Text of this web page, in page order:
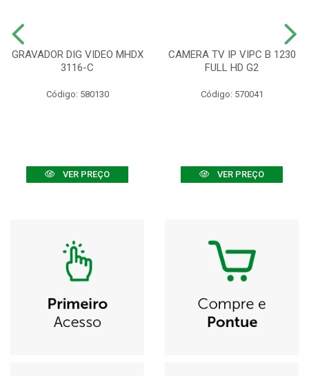
GRAVADOR DIG VIDEO MHDX
3116-C
Código: 580130
VER PREÇO
CAMERA TV IP VIPC B 1230
FULL HD G2
Código: 570041
VER PREÇO